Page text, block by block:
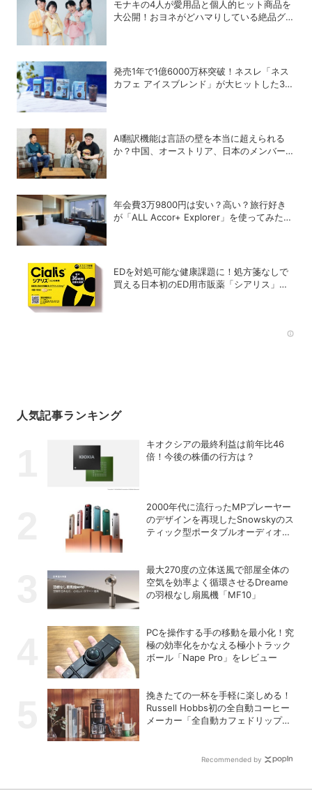
モナキの4人が愛用品と個人的ヒット商品を
大公開！おヨネがどハマりしている絶品グル
発売1年で1億6000万杯突破！ネスレ「ネス
カフェ アイスブレンド」が大ヒットした3つ
AI翻訳機能は言語の壁を本当に超えられる
か？中国、オーストリア、日本のメンバーで
年会費3万9800円は安い？高い？旅行好き
が「ALL Accor+ Explorer」を使ってみたら
EDを対処可能な健康課題に！処方箋なしで
買える日本初のED用市販薬「シアリス」が
人気記事ランキング
キオクシアの最終利益は前年比46
倍！今後の株価の行方は？
2000年代に流行ったMPプレーヤー
のデザインを再現したSnowskyのス
ティック型ポータブルオーディオプ
最大270度の立体送風で部屋全体の
空気を効率よく循環させるDreame
の羽根なし扇風機「MF10」
PCを操作する手の移動を最小化！究
極の効率化をかなえる極小トラック
ボール「Nape Pro」をレビュー
挽きたての一杯を手軽に楽しめる！
Russell Hobbs初の全自動コーヒー
メーカー「全自動カフェドリップ」
Recommended by